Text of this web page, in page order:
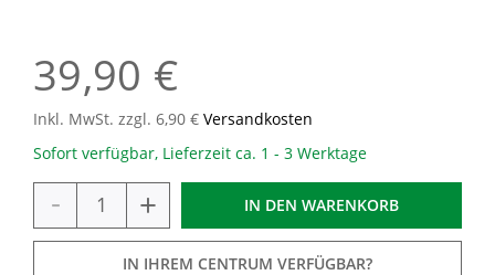
39,90 €
Inkl. MwSt. zzgl. 6,90 € Versandkosten
Sofort verfügbar, Lieferzeit ca. 1 - 3 Werktage
- + IN DEN WARENKORB
IN IHREM CENTRUM VERFÜGBAR?